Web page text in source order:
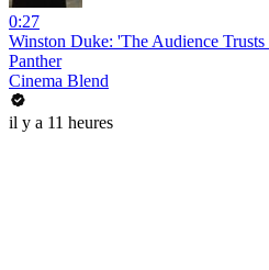
0:27
Winston Duke: 'The Audience
Panther
Cinema Blend
il y a 11 heures